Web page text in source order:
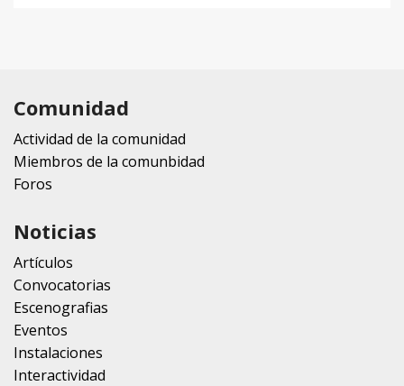
Comunidad
Actividad de la comunidad
Miembros de la comunbidad
Foros
Noticias
Artículos
Convocatorias
Escenografias
Eventos
Instalaciones
Interactividad